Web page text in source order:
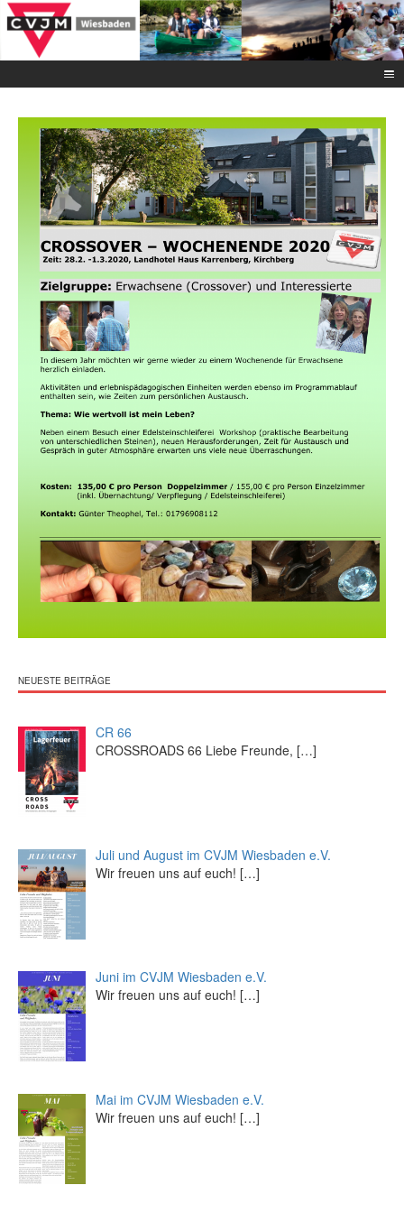
NEUESTE BEITRÄGE
CR 66
CROSSROADS 66 Liebe Freunde, […]
Juli und August im CVJM Wiesbaden e.V.
Wir freuen uns auf euch! […]
Juni im CVJM Wiesbaden e.V.
Wir freuen uns auf euch! […]
Mai im CVJM Wiesbaden e.V.
Wir freuen uns auf euch! […]